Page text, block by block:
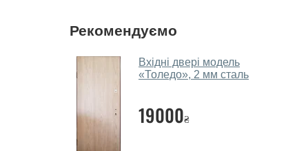
Рекомендуємо
Вхідні двері модель
«Толедо», 2 мм сталь
19000₴